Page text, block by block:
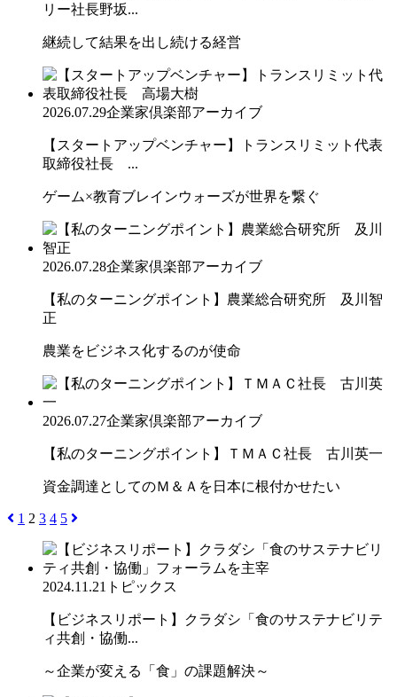
リー社長野坂...
継続して結果を出し続ける経営
2026.07.29企業家倶楽部アーカイブ
【スタートアップベンチャー】トランスリミット代表
取締役社長 ...
ゲーム×教育ブレインウォーズが世界を繋ぐ
2026.07.28企業家倶楽部アーカイブ
【私のターニングポイント】農業総合研究所 及川智
正
農業をビジネス化するのが使命
2026.07.27企業家倶楽部アーカイブ
【私のターニングポイント】ＴＭＡＣ社長 古川英一
資金調達としてのＭ＆Ａを日本に根付かせたい
1 2 3 4 5
2024.11.21 トピックス
【ビジネスリポート】クラダシ「食のサステナビリテ
ィ共創・協働...
～企業が変える「食」の課題解決～